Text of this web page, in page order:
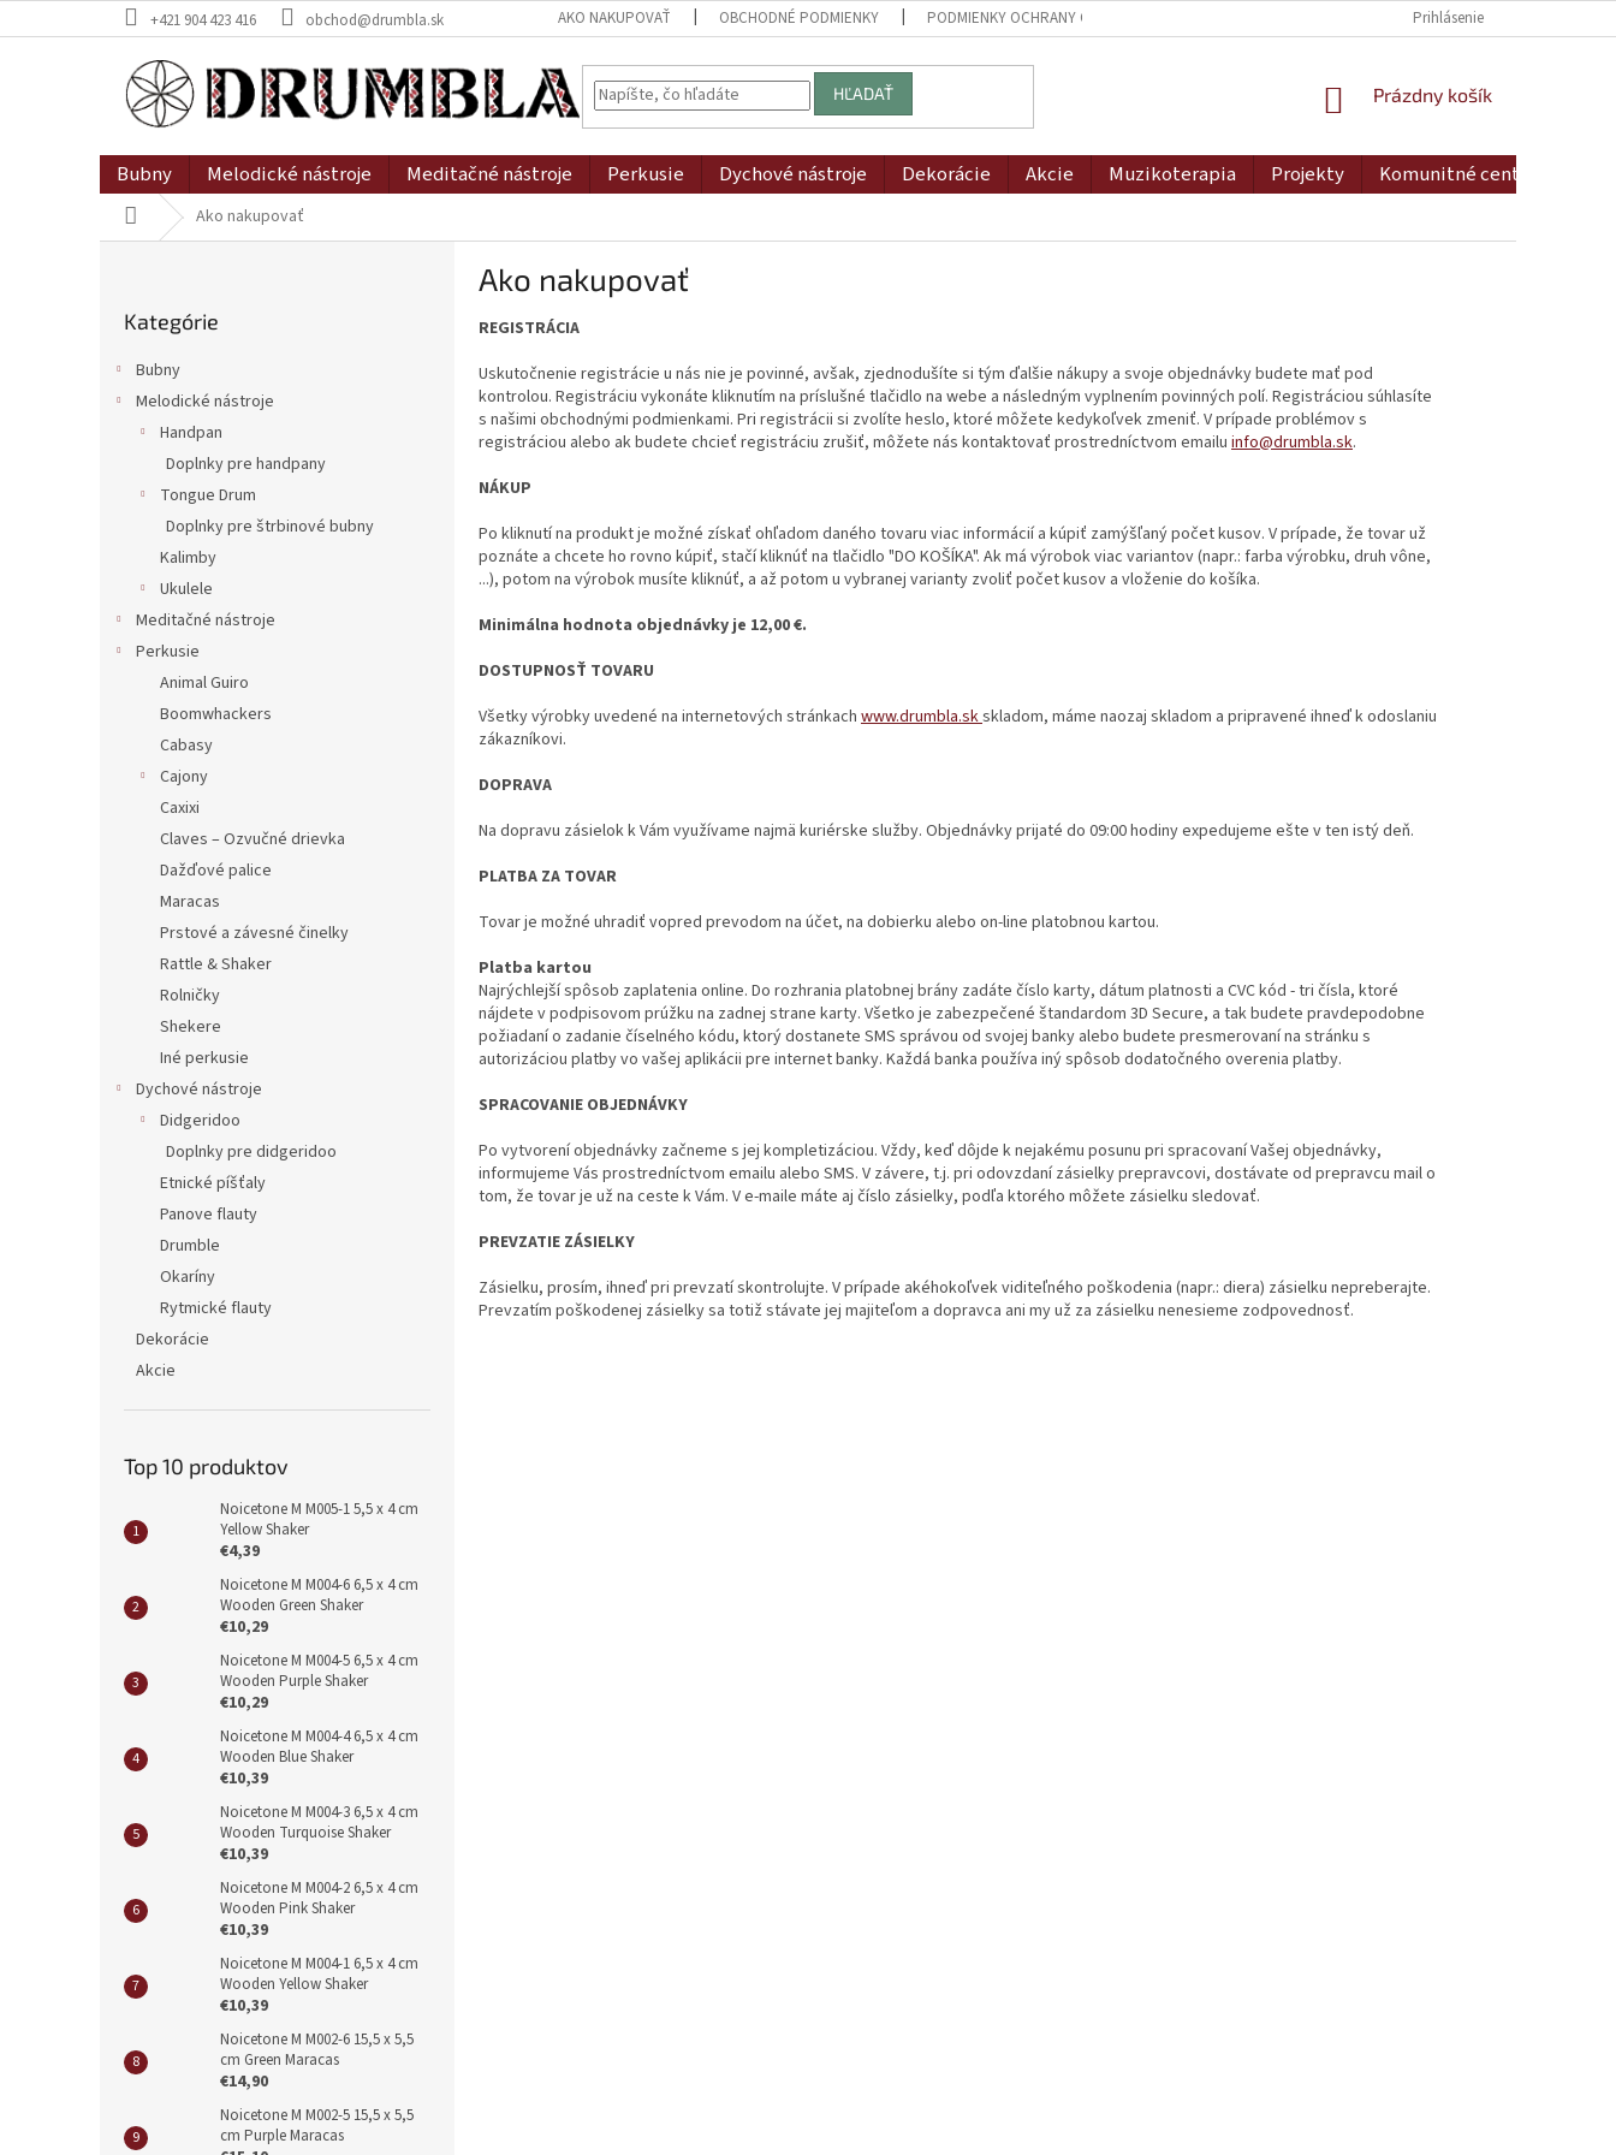
na
+421 904 423 416 obchod@drumbla.sk AKO NAKUPOVAŤ OBCHODNÉ PODMIENKY PODMIENKY OCHRANY OSOBNÝCH ÚDAJOV MOJA OBJEDNÁVKA
Prihlásenie
HĽADAŤ
NÁKUPNÝ
Prázdny košík
Bubny Melodické nástroje Meditačné nástroje Perkusie Dychové nástroje Dekorácie Akcie Muzikoterapia Projekty Komunitné centrum
DomovAko nakupovať
kategórie
Kategórie
Bubny
Melodické nástroje
Handpan
Doplnky pre handpany
Tongue Drum
Doplnky pre štrbinové bubny
Kalimby
Ukulele
Meditačné nástroje
Perkusie
Animal Guiro
Boomwhackers
Cabasy
Cajony
Caxixi
Claves – Ozvučné drievka
Dažďové palice
Maracas
Prstové a závesné činelky
Rattle & Shaker
Rolničky
Shekere
Iné perkusie
Dychové nástroje
Didgeridoo
Doplnky pre didgeridoo
Etnické píšťaly
Panove flauty
Drumble
Okaríny
Rytmické flauty
Dekorácie
Akcie
Top 10 produktov
Noicetone M M005-1 5,5 x 4 cm
Yellow Shaker
€4,39
Noicetone M M004-6 6,5 x 4 cm
Wooden Green Shaker
€10,29
Noicetone M M004-5 6,5 x 4 cm
Wooden Purple Shaker
€10,29
Noicetone M M004-4 6,5 x 4 cm
Wooden Blue Shaker
€10,39
Noicetone M M004-3 6,5 x 4 cm
Wooden Turquoise Shaker
€10,39
Noicetone M M004-2 6,5 x 4 cm
Wooden Pink Shaker
€10,39
Noicetone M M004-1 6,5 x 4 cm
Wooden Yellow Shaker
€10,39
Noicetone M M002-6 15,5 x 5,5
cm Green Maracas
€14,90
Noicetone M M002-5 15,5 x 5,5
cm Purple Maracas
Ako nakupovať
REGISTRÁCIA
Uskutočnenie registrácie u nás nie je povinné, avšak, zjednodušíte si tým ďalšie nákupy a svoje objednávky budete mať pod
kontrolou. Registráciu vykonáte kliknutím na príslušné tlačidlo na webe a následným vyplnením povinných polí. Registráciou súhlasíte
s našimi obchodnými podmienkami. Pri registrácii si zvolíte heslo, ktoré môžete kedykoľvek zmeniť. V prípade problémov s
registráciou alebo ak budete chcieť registráciu zrušiť, môžete nás kontaktovať prostredníctvom emailu info@drumbla.sk.
NÁKUP
Po kliknutí na produkt je možné získať ohľadom daného tovaru viac informácií a kúpiť zamýšľaný počet kusov. V prípade, že tovar už
poznáte a chcete ho rovno kúpiť, stačí kliknúť na tlačidlo "DO KOŠÍKA". Ak má výrobok viac variantov (napr.: farba výrobku, druh vône,
...), potom na výrobok musíte kliknúť, a až potom u vybranej varianty zvoliť počet kusov a vloženie do košíka.
Minimálna hodnota objednávky je 12,00 €.
DOSTUPNOSŤ TOVARU
Všetky výrobky uvedené na internetových stránkach www.drumbla.skskladom, máme naozaj skladom a pripravené ihneď k odoslaniu
zákazníkovi.
DOPRAVA
Na dopravu zásielok k Vám využívame najmä kuriérske služby. Objednávky prijaté do 09:00 hodiny expedujeme ešte v ten istý deň.
PLATBA ZA TOVAR
Tovar je možné uhradiť vopred prevodom na účet, na dobierku alebo on-line platobnou kartou.
Platba kartou
Najrýchlejší spôsob zaplatenia online. Do rozhrania platobnej brány zadáte číslo karty, dátum platnosti a CVC kód - tri čísla, ktoré
nájdete v podpisovom prúžku na zadnej strane karty. Všetko je zabezpečené štandardom 3D Secure, a tak budete pravdepodobne
požiadaní o zadanie číselného kódu, ktorý dostanete SMS správou od svojej banky alebo budete presmerovaní na stránku s
autorizáciou platby vo vašej aplikácii pre internet banky. Každá banka používa iný spôsob dodatočného overenia platby.
SPRACOVANIE OBJEDNÁVKY
Po vytvorení objednávky začneme s jej kompletizáciou. Vždy, keď dôjde k nejakému posunu pri spracovaní Vašej objednávky,
informujeme Vás prostredníctvom emailu alebo SMS. V závere, t.j. pri odovzdaní zásielky prepravcovi, dostávate od prepravcu mail o
tom, že tovar je už na ceste k Vám. V e-maile máte aj číslo zásielky, podľa ktorého môžete zásielku sledovať.
PREVZATIE ZÁSIELKY
Zásielku, prosím, ihneď pri prevzatí skontrolujte. V prípade akéhokoľvek viditeľného poškodenia (napr.: diera) zásielku nepreberajte.
Prevzatím poškodenej zásielky sa totiž stávate jej majiteľom a dopravca ani my už za zásielku nenesieme zodpovednosť.